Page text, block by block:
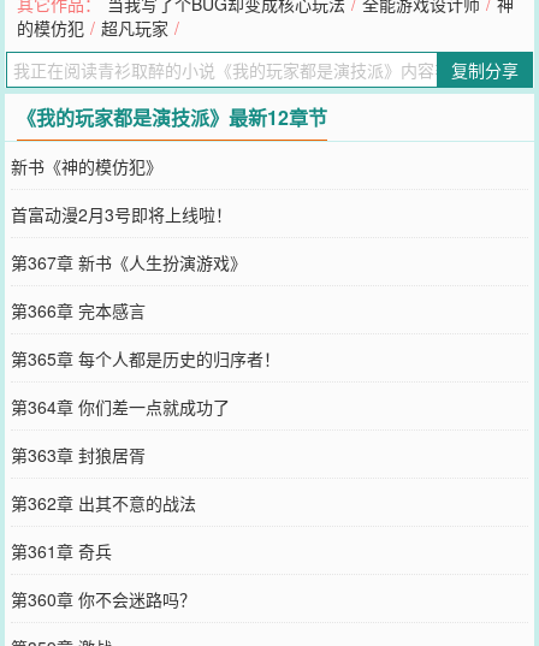
角色扮演游戏。内测玩家招募要求：心态良好、反应机敏、大心脏抗
压能力强、有一定的历史知识、身体素质上佳。最关键的是：演技高
明，最好是影帝级别！特别奖励：内测玩家中，模拟通关成绩最为优
异者，可进行终极试炼，完美成片后，以电影形式与大众见面，圆你
的影帝梦！玩家们纷纷吐槽，从没见过门槛这么高的游戏！他们不知
道，自己在游戏中的一举一动，真的会影响到历史与现实。
您要是觉得《 我的玩家都是演技派
和微博微信里的朋友推荐哦！
的模仿犯 / 超凡玩家 /
复制分享
《我的玩家都是演技派》最新12章节
新书《神的模仿犯》
首富动漫2月3号即将上线啦！
第367章 新书《人生扮演游戏》
第366章 完本感言
第365章 每个人都是历史的归序者！
第364章 你们差一点就成功了
第363章 封狼居胥
第362章 出其不意的战法
第361章 奇兵
第360章 你不会迷路吗？